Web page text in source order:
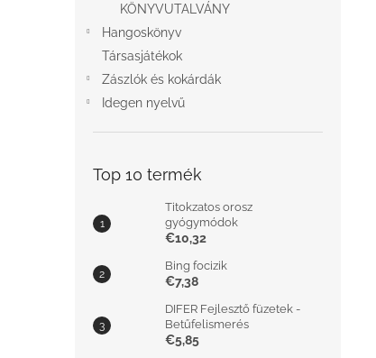
KÖNYVUTALVÁNY
Hangoskönyv
Társasjátékok
Zászlók és kokárdák
Idegen nyelvű
Top 10 termék
Titokzatos orosz
gyógymódok
€10,32
Bing focizik
€7,38
DIFER Fejlesztő füzetek -
Betűfelismerés
€5,85